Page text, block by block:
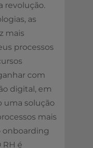
revolução.
as
mais
processos
com
digital, em
uma solução
mais
onboarding
RH é